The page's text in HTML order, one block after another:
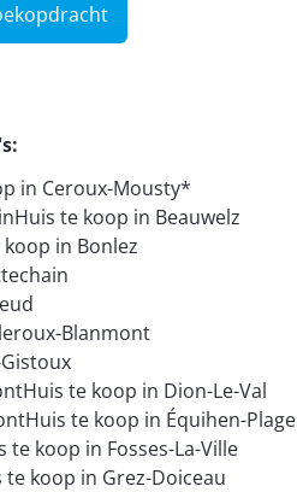
:
in Ceroux-Mousty*
Huis te koop in Beauwelz
in Bonlez
Blanmont
Huis te koop in Dion-Le-Val
Huis te koop in Équihen-Plage
te koop in Fosses-La-Ville
te koop in Grez-Doiceau